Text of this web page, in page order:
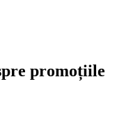
promoțiile